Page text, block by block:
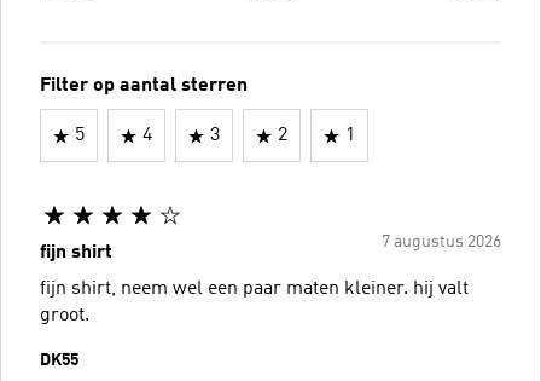
Filter op aantal sterren
5 4 3 2 1
7 augustus 2026
fijn shirt
fijn shirt, neem wel een paar maten kleiner. hij valt
groot.
DK55